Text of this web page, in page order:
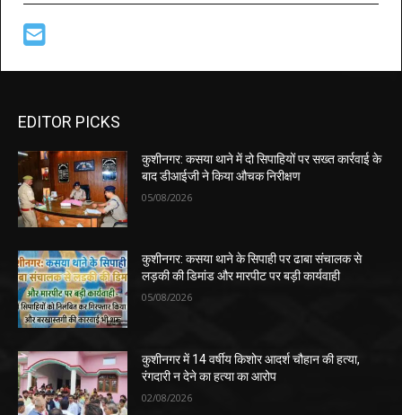
EDITOR PICKS
कुशीनगर: कसया थाने में दो सिपाहियों पर सख्त कार्रवाई के
बाद डीआईजी ने किया औचक निरीक्षण
05/08/2026
कुशीनगर: कसया थाने के सिपाही पर ढाबा संचालक से
लड़की की डिमांड और मारपीट पर बड़ी कार्यवाही
05/08/2026
कुशीनगर में 14 वर्षीय किशोर आदर्श चौहान की हत्या,
रंगदारी न देने का हत्या का आरोप
02/08/2026